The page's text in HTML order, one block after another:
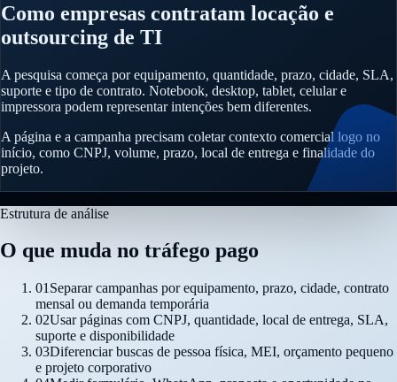
Como empresas contratam locação e
outsourcing de TI
A pesquisa começa por equipamento, quantidade, prazo, cidade, SLA,
suporte e tipo de contrato. Notebook, desktop, tablet, celular e
impressora podem representar intenções bem diferentes.
A página e a campanha precisam coletar contexto comercial logo no
início, como CNPJ, volume, prazo, local de entrega e finalidade do
projeto.
Estrutura de análise
O que muda no tráfego pago
01 Separar campanhas por equipamento, prazo, cidade, contrato
mensal ou demanda temporária
02Usar páginas com CNPJ, quantidade, local de entrega, SLA,
suporte e disponibilidade
03Diferenciar buscas de pessoa física, MEI, orçamento pequeno
e projeto corporativo